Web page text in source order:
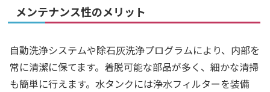
メンテナンス性のメリット
自動洗浄システムや除石灰洗浄プログラムにより、内部を
常に清潔に保てます。着脱可能な部品が多く、細かな清掃
も簡単に行えます。水タンクには浄水フィルターを装備